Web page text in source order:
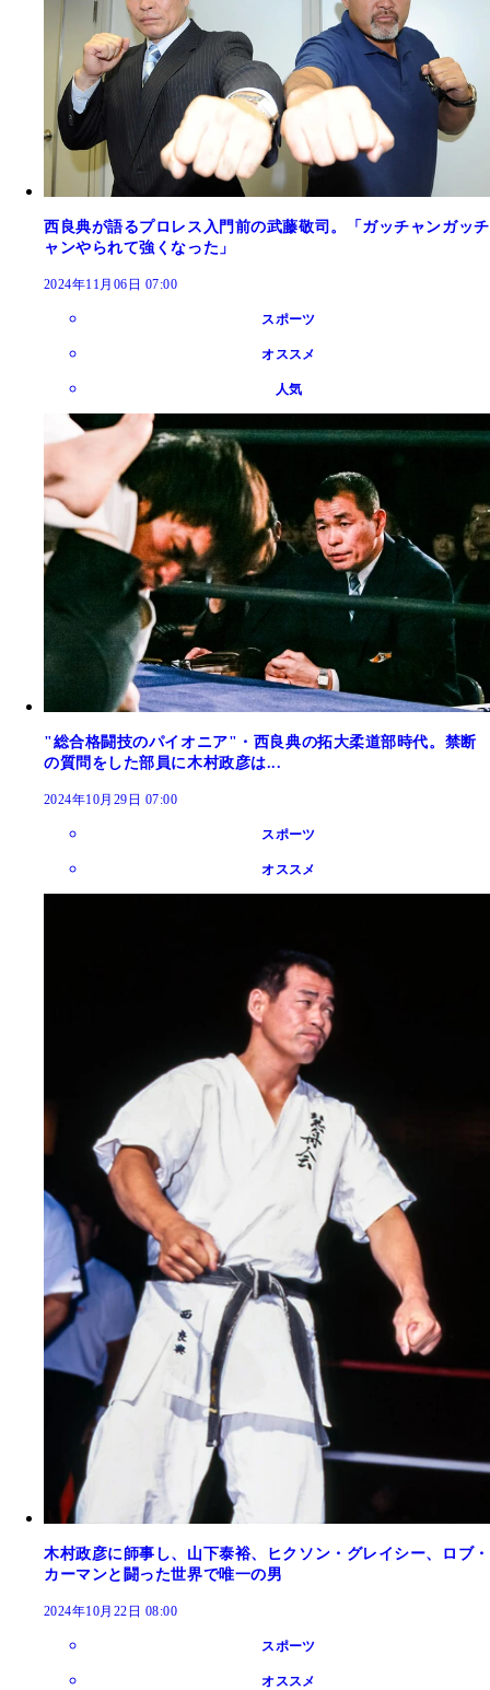
西良典が語るプロレス入門前の武藤敬司。「ガッチャンガッチ
ャンやられて強くなった」
2024年11月06日 07:00
スポーツ
オススメ
人気
"総合格闘技のパイオニア"・西良典の拓大柔道部時代。禁断
の質問をした部員に木村政彦は...
2024年10月29日 07:00
スポーツ
オススメ
木村政彦に師事し、山下泰裕、ヒクソン・グレイシー、ロブ・
カーマンと闘った世界で唯一の男
2024年10月22日 08:00
スポーツ
オススメ